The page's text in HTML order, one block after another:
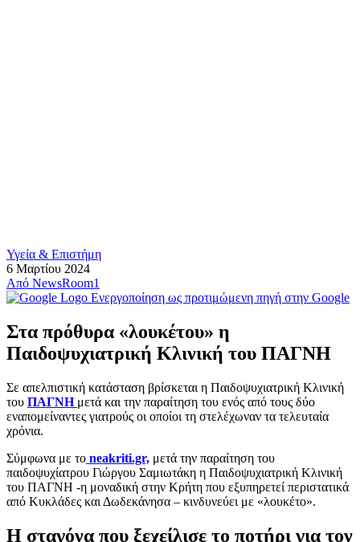
Υγεία & Επιστήμη
6 Μαρτίου 2024
Από NewsRoom1
Ενεργοποίηση ως προτιμώμενη πηγή στην Google
Στα πρόθυρα «λουκέτου» η
Παιδοψυχιατρική Κλινική του ΠΑΓΝΗ
Σε απελπιστική κατάσταση βρίσκεται η Παιδοψυχιατρική Κλινική
του ΠΑΓΝΗ μετά και την παραίτηση του ενός από τους δύο
εναπομείναντες γιατρούς οι οποίοι τη στελέχωναν τα τελευταία
χρόνια.
Σύμφωνα με το neakriti.gr, μετά την παραίτηση του
παιδοψυχίατρου Γιώργου Σαμιωτάκη η Παιδοψυχιατρική Κλινική
του ΠΑΓΝΗ -η μοναδική στην Κρήτη που εξυπηρετεί περιστατικά
από Κυκλάδες και Δωδεκάνησα – κινδυνεύει με «λουκέτο».
Η σταγόνα που ξεχείλισε το ποτήρι για τον